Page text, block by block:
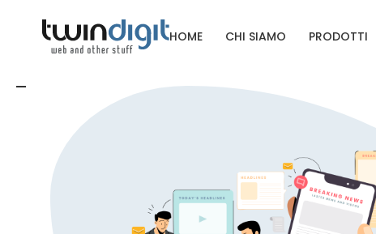
HOME CHI SIAMO PRODOTTI